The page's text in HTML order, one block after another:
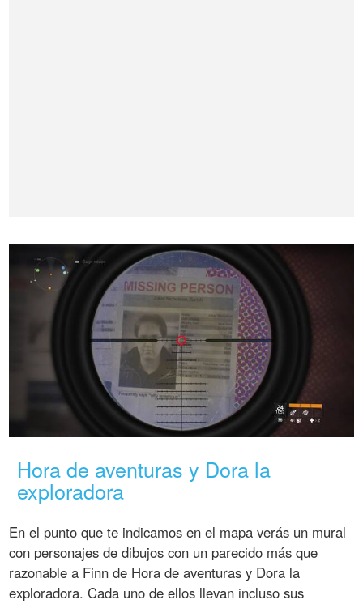
Hora de aventuras y Dora la
exploradora
En el punto que te indicamos en el mapa verás un mural
con personajes de dibujos con un parecido más que
razonable a Finn de Hora de aventuras y Dora la
exploradora. Cada uno de ellos llevan incluso sus